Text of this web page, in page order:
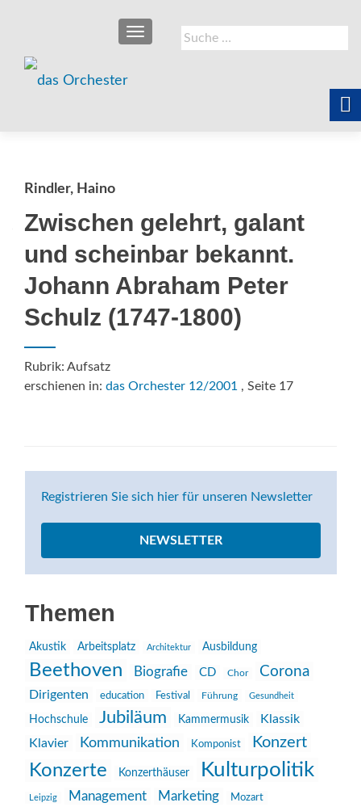
Suche
nach:
SCHALTE NAVIGATION
Rindler, Haino
Zwischen gelehrt, galant
und scheinbar bekannt.
Johann Abraham Peter
Schulz (1747-1800)
Rubrik: Aufsatz
erschienen in: das Orchester 12/2001 , Seite 17
Registrieren Sie sich hier für unseren Newsletter
NEWSLETTER
Themen
Akustik Arbeitsplatz Architektur Ausbildung
Beethoven Biografie CD Chor Corona
Dirigenten education Festival Führung Gesundheit
Hochschule Jubiläum Kammermusik
Klassik
Klavier
Kommunikation Komponist Konzert
Konzerte Konzerthäuser Kulturpolitik
Leipzig Management Marketing Mozart